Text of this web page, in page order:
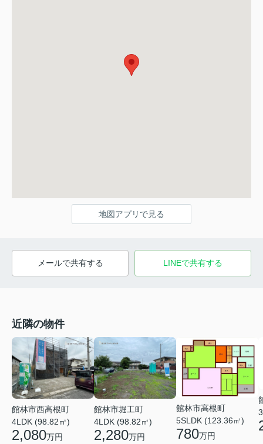
地図アプリで見る
メールで共有する LINEで共有する
近隣の物件
館林市西高根町
4LDK (98.82㎡)
2,080万円
館林市堀工町
4LDK (98.82㎡)
2,280万円
館林市高根町
5SLDK (123.36㎡)
780万円